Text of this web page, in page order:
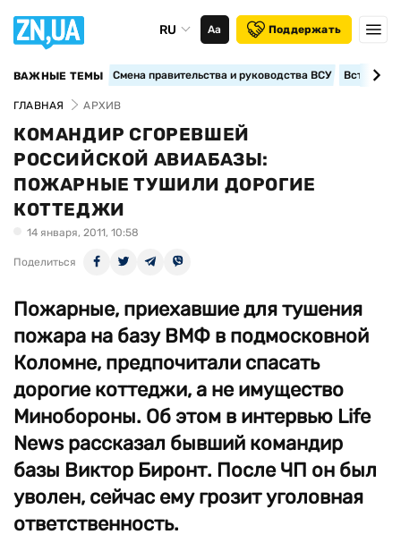
RU Аа Поддержать
ВАЖНЫЕ ТЕМЫ Смена правительства и руководства ВСУ
ГЛАВНАЯ АРХИВ
КОМАНДИР СГОРЕВШЕЙ
РОССИЙСКОЙ АВИАБАЗЫ:
ПОЖАРНЫЕ ТУШИЛИ ДОРОГИЕ
КОТТЕДЖИ
14 января, 2011, 10:58
Поделиться
Пожарные, приехавшие для тушения
пожара на базу ВМФ в подмосковной
Коломне, предпочитали спасать
дорогие коттеджи, а не имущество
Минобороны. Об этом в интервью Life
News рассказал бывший командир
базы Виктор Биронт. После ЧП он был
уволен, сейчас ему грозит уголовная
ответственность.